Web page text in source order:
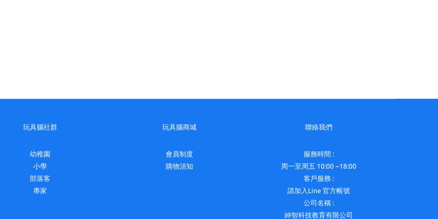
玩具腦社群
幼稚園
小學
部落客
專家
玩具腦商城
會員制度
購物須知
聯絡我們
服務時間 :
周一至周五 10:00 ~18:00
客戶服務 :
請加入Line 官方帳號
公司名稱 :
紳智科技教育有限公司